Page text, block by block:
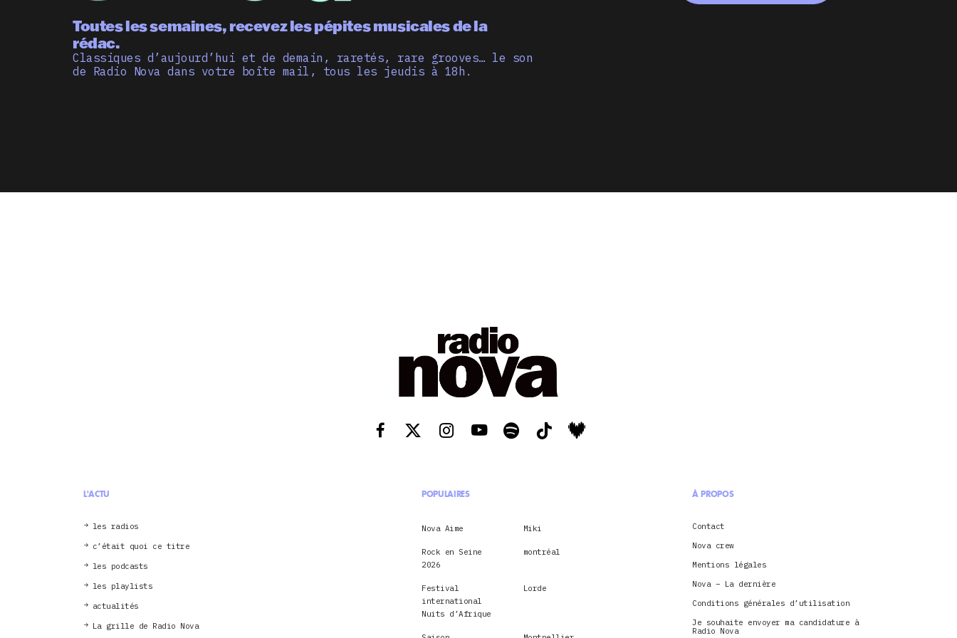
Toutes les semaines, recevez les pépites musicales de la
rédac.
Classiques d’aujourd’hui et de demain, raretés, rare grooves… le son
de Radio Nova dans votre boîte mail, tous les jeudis à 18h.
L'ACTU
les radios
c’était quoi ce titre
les podcasts
les playlists
actualités
La grille de Radio Nova
POPULAIRES
Nova Aime Miki
Rock en Seine
2026
montréal
Festival
international
Nuits d’Afrique
Lorde
À PROPOS
Contact
Nova crew
Mentions légales
Nova – La dernière
Conditions générales d’utilisation
Je souhaite envoyer ma candidature à
Radio Nova